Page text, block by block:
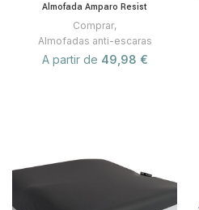
Almofada Amparo Resist
Comprar,
Almofadas anti-escaras
A partir de 49,98 €